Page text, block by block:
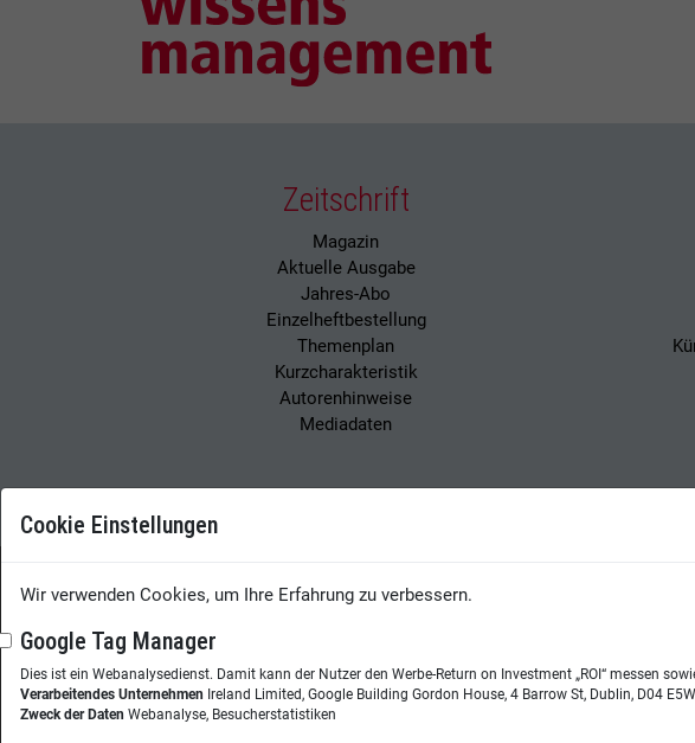
Zeitschrift
Magazin
Aktuelle Ausgabe
Jahres-Abo
Einzelheftbestellung
Themenplan
Kurzcharakteristik
Autorenhinweise
Mediadaten
Herausgeberin:Nicole Lehnert
Westheimer Str. 18
Cookie Einstellungen
Wir verwenden Cookies, um Ihre Erfahrung zu verbessern.
Google Tag Manager
Dies ist ein Webanalysedienst. Damit kann der Nutzer den Werbe-Return on Investment „ROI“ messen
Verarbeitendes Unternehmen Ireland Limited, Google Building Gordon House, 4 Barrow St, Dublin, D04
Zweck der Daten Webanalyse, Besucherstatistiken